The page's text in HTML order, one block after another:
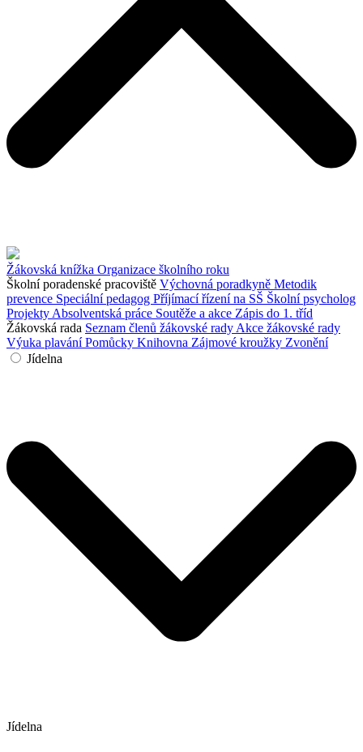
Žákovská knížka Organizace školního roku
Školní poradenské pracoviště Výchovná poradkyně Metodik
prevence Speciální pedagog Příjímací řízení na SŠ Školní psycholog
Projekty Absolventská práce Soutěže a akce Zápis do 1. tříd
Žákovská rada Seznam členů žákovské rady Akce žákovské rady
Výuka plaváníPomůcky Knihovna Zájmové kroužky Zvonění
Jídelna
Jídelna